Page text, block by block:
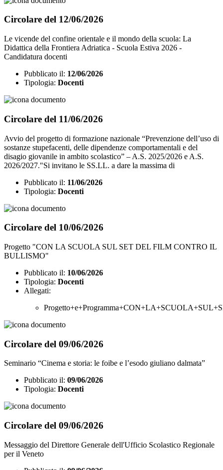
Circolare del 12/06/2026
Le vicende del confine orientale e il mondo della scuola: La
Didattica della Frontiera Adriatica - Scuola Estiva 2026 -
Candidatura docenti
Pubblicato il: 12/06/2026
Tipologia: Docenti
Circolare del 11/06/2026
Avvio del progetto di formazione nazionale “Prevenzione dell’uso di
sostanze stupefacenti, delle dipendenze comportamentali e del
disagio giovanile in ambito scolastico” – A.S. 2025/2026 e A.S.
2026/2027."Si invitano le SS.LL. a dare la massima di
Pubblicato il: 11/06/2026
Tipologia: Docenti
Circolare del 10/06/2026
Progetto "CON LA SCUOLA SUL SET DEL FILM CONTRO IL
BULLISMO"
Pubblicato il: 10/06/2026
Tipologia: Docenti
Allegati:
Circolare del 09/06/2026
Seminario “Cinema e storia: le foibe e l’esodo giuliano dalmata”
Pubblicato il: 09/06/2026
Tipologia: Docenti
Circolare del 09/06/2026
Messaggio del Direttore Generale dell'Ufficio Scolastico Regionale
per il Veneto